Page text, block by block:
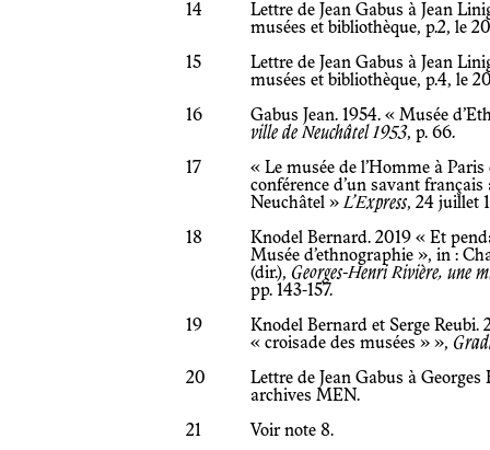
14
Lettre de Jean Gabus à Jean
musées et bibliothèque, p.2, le
15
Lettre de Jean Gabus à Jean
musées et bibliothèque, p.4, le
16
Gabus Jean. 1954. « Musée
ville de Neuchâtel 1953, p. 66.
17
« Le musée de l’Homme à
conférence d’un savant français
Neuchâtel »L’Express, 24 juillet
18
Knodel Bernard. 2019 « Et
Musée d’ethnographie », in :
(dir.), Georges-Henri Rivière, une
pp. 143-157.
19
Knodel Bernard et Serge Reubi.
« croisade des musées » »,
20
Lettre de Jean Gabus à
archives MEN.
21
Voir note 8.